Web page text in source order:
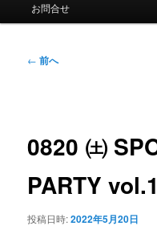
イ
ン
ン
テ
お問合せ
投
ゲ
シ
ン
← 前へ
0820 ㈯
PARTY vol.1
投稿日時:2022年5月20日